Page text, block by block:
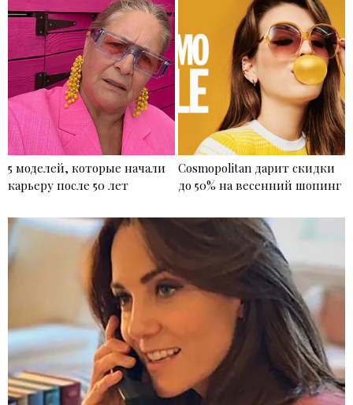
5 моделей, которые начали
карьеру после 50 лет
Cosmopolitan дарит скидки
до 50% на весенний шопинг